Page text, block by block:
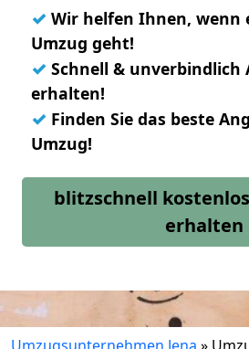
✓ Wir helfen Ihnen, wenn
Umzug geht!
✓ Schnell & unverbindlich
erhalten!
✓ Finden Sie das beste
Umzug!
blitzschnell
erhalten